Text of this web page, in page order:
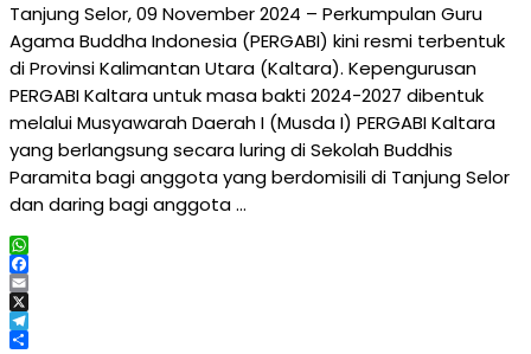
Tanjung Selor, 09 November 2024 – Perkumpulan Guru
Agama Buddha Indonesia (PERGABI) kini resmi terbentuk
di Provinsi Kalimantan Utara (Kaltara). Kepengurusan
PERGABI Kaltara untuk masa bakti 2024-2027 dibentuk
melalui Musyawarah Daerah I (Musda I) PERGABI Kaltara
yang berlangsung secara luring di Sekolah Buddhis
Paramita bagi anggota yang berdomisili di Tanjung Selor
dan daring bagi anggota …
WhatsApp
Facebook
Email
X
Telegram